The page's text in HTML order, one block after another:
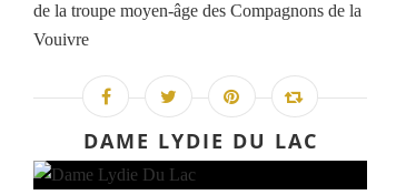
de la troupe moyen-âge des Compagnons de la
Vouivre
DAME LYDIE DU LAC